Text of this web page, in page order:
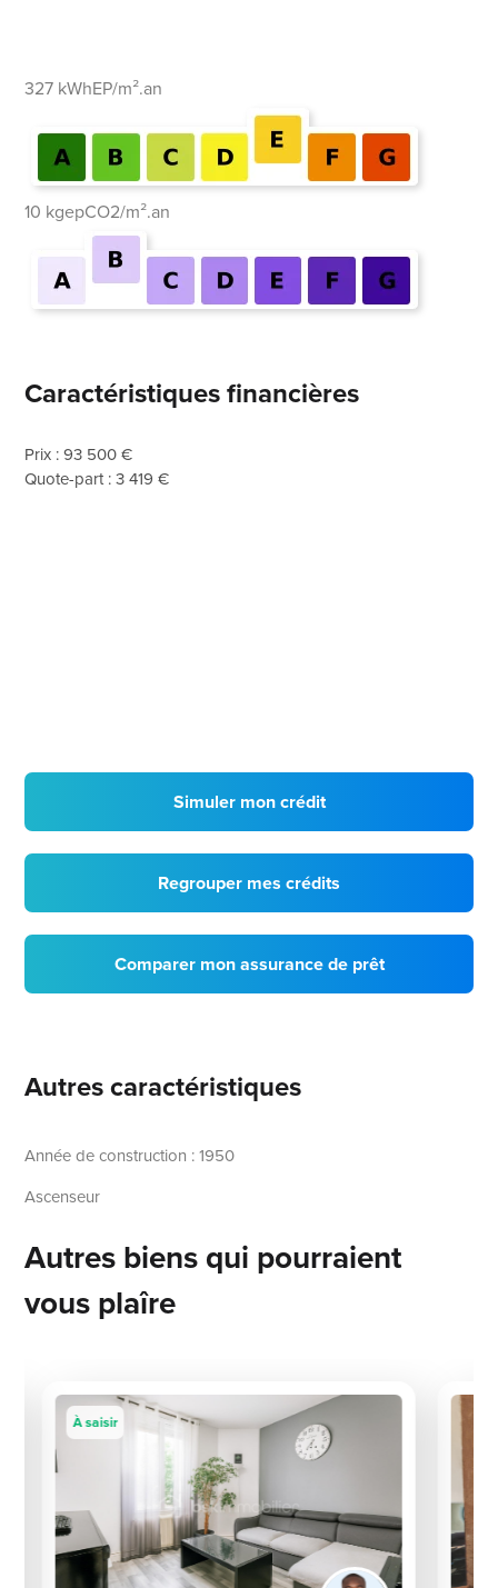
327 kWhEP/m².an
10 kgepCO2/m².an
Caractéristiques financières
Prix : 93 500 €
Quote-part : 3 419 €
Simuler mon crédit
Regrouper mes crédits
Comparer mon assurance de prêt
Autres caractéristiques
Année de construction : 1950
Ascenseur
Autres biens qui pourraient
vous plaîre
À saisir